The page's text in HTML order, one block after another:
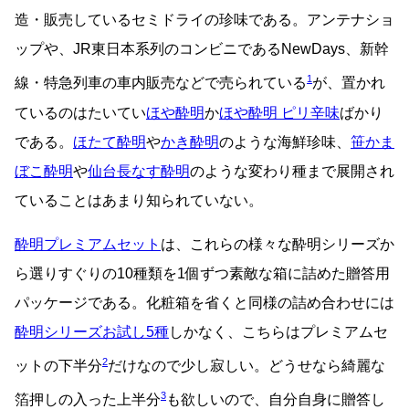
造・販売しているセミドライの珍味である。アンテナショ
ップや、JR東日本系列のコンビニであるNewDays、新幹
線・特急列車の車内販売などで売られている 1 が、置かれ
ているのはたいていほや酔明かほや酔明 ピリ辛味ばかり
である。 ほたて酔明やかき酔明のような海鮮珍味、 笹かま
ぼこ酔明や仙台長なす酔明のような変わり種まで展開され
ていることはあまり知られていない。
酔明プレミアムセット は、これらの様々な酔明シリーズか
ら選りすぐりの10種類を1個ずつ素敵な箱に詰めた贈答用
パッケージである。化粧箱を省くと同様の詰め合わせには
酔明シリーズお試し5種しかなく、こちらはプレミアムセ
ットの下半分2だけなので少し寂しい。どうせなら綺麗な
箔押しの入った上半分3 も欲しいので、自分自身に贈答し